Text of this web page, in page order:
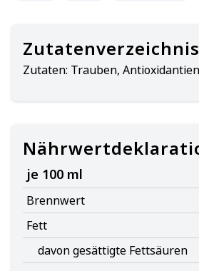
Zutatenverzeichnis
Zutaten: Trauben,
je 100 ml
Brennwert
Fett
davon gesättigte Fettsäuren